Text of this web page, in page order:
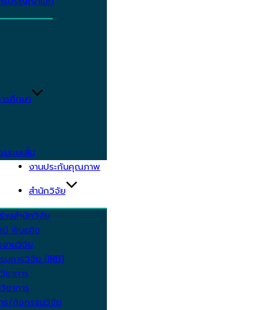
รศึกษา
ระยะสั้น
งานประกันคุณภาพ
สำนักวิจัย
างสำนักวิจัย
น์ พันธกิจ
งานวิจัย
มการวิจัย (IRB)
ชาการ
ชาการ
ร/กิจกรรมวิจัย